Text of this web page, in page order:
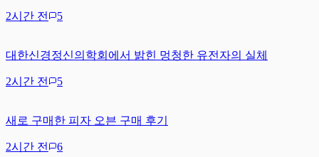
2시간 전 5
대한신경정신의학회에서 밝힌 멍청한 유전자의 실체
2시간 전 5
새로 구매한 피자 오븐 구매 후기
2시간 전 6